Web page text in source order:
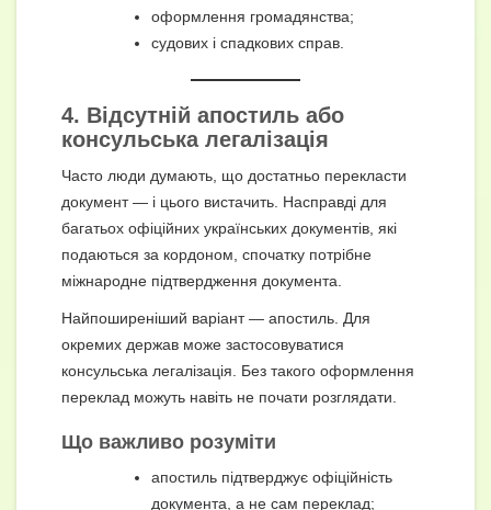
оформлення громадянства;
судових і спадкових справ.
4. Відсутній апостиль або
консульська легалізація
Часто люди думають, що достатньо перекласти
документ — і цього вистачить. Насправді для
багатьох офіційних українських документів, які
подаються за кордоном, спочатку потрібне
міжнародне підтвердження документа.
Найпоширеніший варіант — апостиль. Для
окремих держав може застосовуватися
консульська легалізація. Без такого оформлення
переклад можуть навіть не почати розглядати.
Що важливо розуміти
апостиль підтверджує офіційність
документа, а не сам переклад;